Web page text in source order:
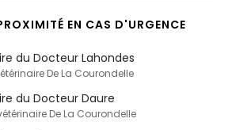
EN CAS D'URGENCE
du Docteur Lahondes
De La Courondelle
du Docteur Daure
De La Courondelle